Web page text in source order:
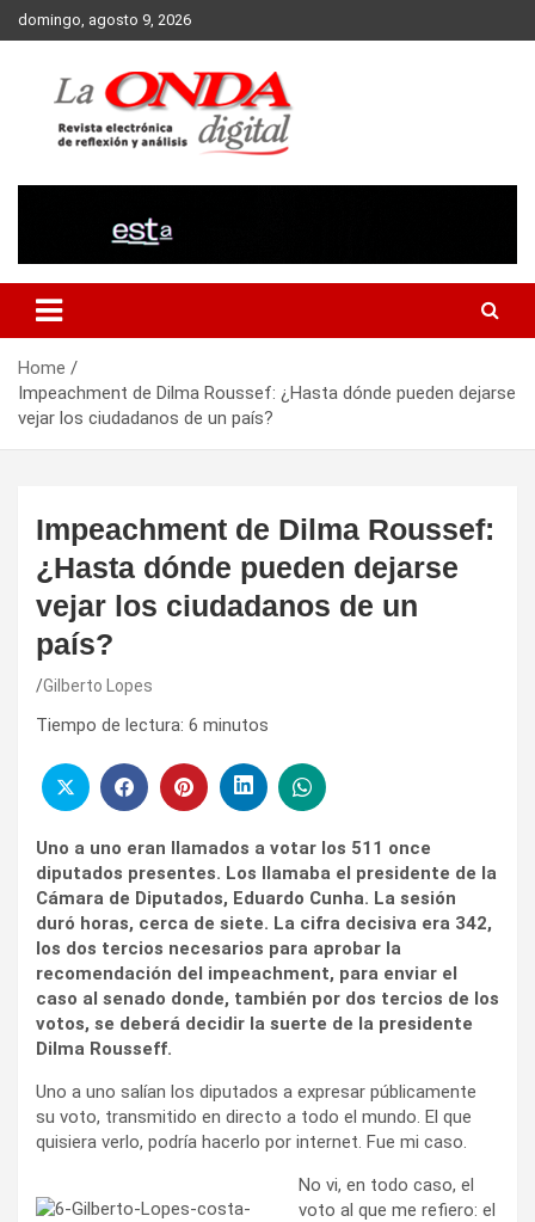
Skip
to
domingo, agosto 9, 2026
Home
Impeachment de Dilma Roussef: ¿Hasta dónde pueden dejarse
vejar los ciudadanos de un país?
Impeachment de Dilma Roussef:
¿Hasta dónde pueden dejarse
vejar los ciudadanos de un
país?
Gilberto Lopes
Tiempo de lectura: 6 minutos
Uno a uno eran llamados a votar los 511 once
diputados presentes. Los llamaba el presidente de la
Cámara de Diputados, Eduardo Cunha. La sesión
duró horas, cerca de siete. La cifra decisiva era 342,
los dos tercios necesarios para aprobar la
recomendación del impeachment, para enviar el
caso al senado donde, también por dos tercios de los
votos, se deberá decidir la suerte de la presidente
Dilma Rousseff.
Uno a uno salían los diputados a expresar públicamente
su voto, transmitido en directo a todo el mundo. El que
quisiera verlo, podría hacerlo por internet. Fue mi caso.
No vi, en todo caso, el
voto al que me refiero: el